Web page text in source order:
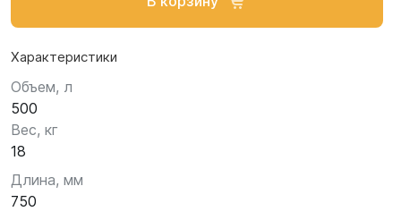
Характеристики
Объем, л
500
Вес, кг
18
Длина, мм
750